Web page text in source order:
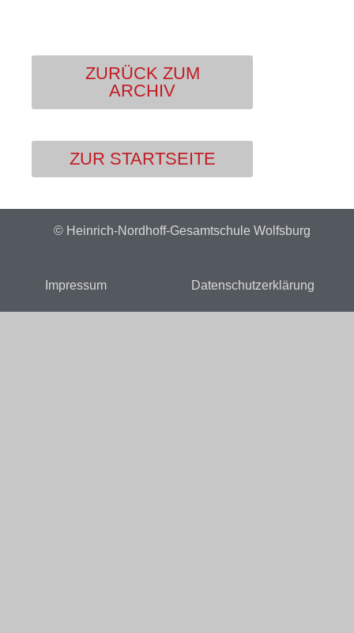
ZURÜCK ZUM
ARCHIV
ZUR STARTSEITE
© Heinrich-Nordhoff-Gesamtschule Wolfsburg
Impressum Datenschutzerklärung